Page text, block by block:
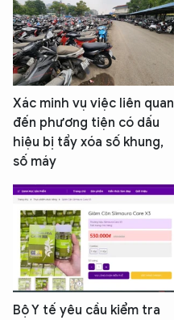
Xác minh vụ việc liên quan
đến phương tiện có dấu
hiệu bị tẩy xóa số khung,
số máy
Bộ Y tế yêu cầu kiểm tra